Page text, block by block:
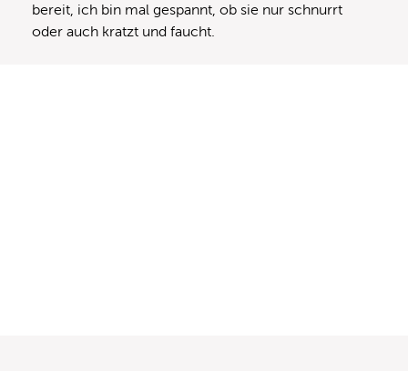
bereit, ich bin mal gespannt, ob sie nur schnurrt
oder auch kratzt und faucht.